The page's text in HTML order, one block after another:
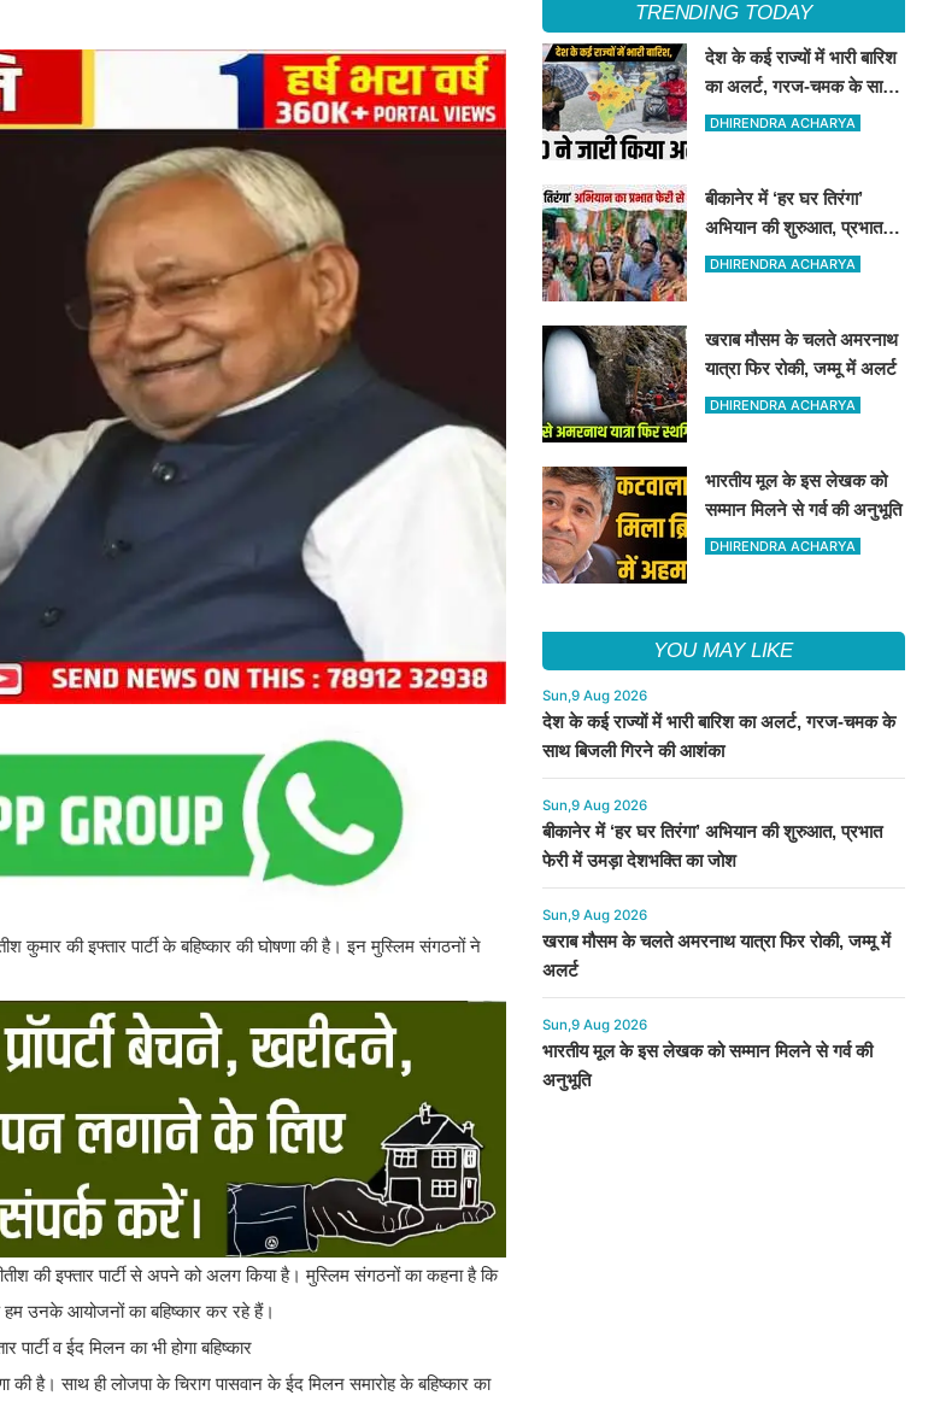
कुमार की इफ्तार पार्टी के बहिष्कार की घोषणा की है। इन मुस्लिम संगठनों ने
की इफ्तार पार्टी से अपने को अलग किया है। मुस्लिम संगठनों का कहना है कि
हम उनके आयोजनों का बहिष्कार कर रहे हैं।
है। साथ ही लोजपा के चिराग पासवान के ईद मिलन समारोह के बहिष्कार का
TRENDING TODAY
देश के कई राज्यों में भारी बारिश
का अलर्ट, गरज-चमक के साथ
बिजली गिरने की आशंका
DHIRENDRA ACHARYA
बीकानेर में ‘हर घर तिरंगा’
अभियान की शुरुआत, प्रभात
फेरी में उमड़ा देशभक्ति का जोश
DHIRENDRA ACHARYA
खराब मौसम के चलते अमरनाथ
यात्रा फिर रोकी, जम्मू में अलर्ट
DHIRENDRA ACHARYA
भारतीय मूल के इस लेखक को
सम्मान मिलने से गर्व की अनुभूति
DHIRENDRA ACHARYA
YOU MAY LIKE
Sun,9 Aug 2026
देश के कई राज्यों में भारी बारिश का अलर्ट, गरज-चमक के
साथ बिजली गिरने की आशंका
Sun,9 Aug 2026
बीकानेर में ‘हर घर तिरंगा’ अभियान की शुरुआत, प्रभात
फेरी में उमड़ा देशभक्ति का जोश
Sun,9 Aug 2026
खराब मौसम के चलते अमरनाथ यात्रा फिर रोकी, जम्मू में
अलर्ट
Sun,9 Aug 2026
भारतीय मूल के इस लेखक को सम्मान मिलने से गर्व की
अनुभूति